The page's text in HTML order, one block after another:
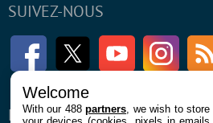
SUIVEZ-NOUS
FacebookTwitter Youtube
ENTREPRISE À
Welcome
With our 488partners , we wish to
your devices (cookies, pixels in